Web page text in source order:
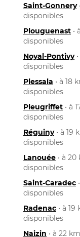
Saint-Gonnery
disponibles
Plouguenast •
disponibles
Noyal-Pontivy
disponibles
Plessala • à 18
disponibles
Pleugriffet • à
disponibles
Réguiny• à 19
disponibles
Lanouée • à
disponibles
Saint-Caradec
disponibles
Radenac • à
disponibles
Naizin • à 22